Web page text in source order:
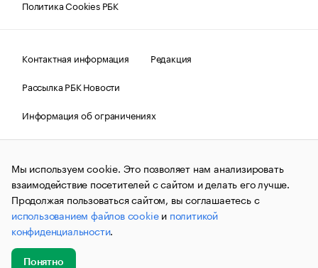
Политика Cookies РБК
Контактная информация
Редакция
Рассылка РБК Новости
Информация об ограничениях
Правовая информация
О соблюдении авторских прав
© АО «РОСБИЗНЕСКОНСАЛТИНГ»,1995–2026.Сообщения
и материалы информационного агентства «РБК»
(зарегистрировано Федеральной службой по надзору в сфере
связи, информационных технологий и массовых
коммуникаций (Роскомнадзор) 09.12.2015 за номером ИА
№ФС77-63848) сопровождаются пометкой «РБК». Отдельные
публикации могут содержать информацию,
не предназначенную для пользователей
до 18 лет.
Мы используем cookie. Это позволяет нам анализировать
взаимодействие посетителей с сайтом и делать его лучше.
Продолжая пользоваться сайтом, вы соглашаетесь с
использованием файлов cookieи политикой
конфиденциальности.
Понятно